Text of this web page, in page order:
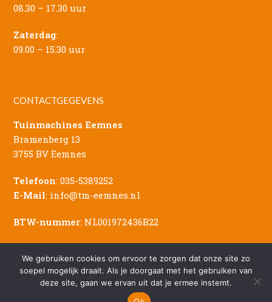
08.30 – 17.30 uur
Zaterdag:
09.00 – 15.30 uur
CONTACTGEGEVENS
Tuinmachines Eemnes
Bramenberg 13
3755 BV Eemnes
Telefoon:035-5389252
E-Mail: info@tm-eemnes.nl
BTW-nummer: NL001972436B22
© Copyright - 2026 Tuinmachines Eemnes
We gebruiken cookies om ervoor te zorgen dat onze site zo
soepel mogelijk draait. Als je doorgaat met het gebruiken van
deze site, gaan we ervan uit dat je ermee instemt.